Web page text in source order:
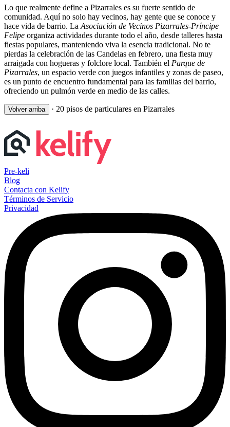
Lo que realmente define a Pizarrales es su fuerte sentido de
comunidad. Aquí no solo hay vecinos, hay gente que se conoce y
hace vida de barrio. La Asociación de Vecinos Pizarrales-Príncipe
Felipe organiza actividades durante todo el año, desde talleres hasta
fiestas populares, manteniendo viva la esencia tradicional. No te
pierdas la celebración de las Candelas en febrero, una fiesta muy
arraigada con hogueras y folclore local. También el Parque de
Pizarrales, un espacio verde con juegos infantiles y zonas de paseo,
es un punto de encuentro fundamental para las familias del barrio,
ofreciendo un pulmón verde en medio de las calles.
Volver arriba · 20 pisos de particulares en Pizarrales
Pre-keli
Blog
Contacta con Kelify
Términos de Servicio
Privacidad